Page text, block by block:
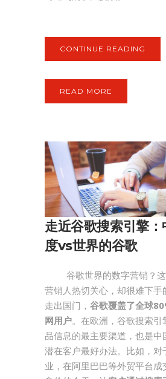
CONTINUE READING
READ MORE
走近谷歌搜索引擎
度vs世界的谷歌
谷歌世界的数字营销？这
营销人热切关心，却很难下手
走出国门， 谷歌覆盖了全球
网用户。在欧洲，谷歌搜索
品信息的最主要渠道，也是中
潜在客户最好办法。比如，对
业，在阿里巴巴等外贸平台成